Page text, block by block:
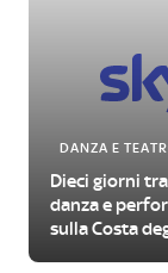
DANZA E
Dieci giorni
danza e
sulla Costa